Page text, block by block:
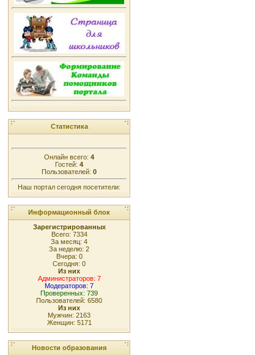
Статистика
Онлайн всего: 4
Гостей: 4
Пользователей: 0
Наш портал сегодня посетители:
Информационный блок
Зарегистрированных
Всего: 7334
За месяц: 4
За неделю: 2
Вчера: 0
Сегодня: 0
Из них
Администраторов: 7
Модераторов: 7
Проверенных: 739
Пользователей: 6580
Из них
Мужчин: 2163
Женщин: 5171
Новости образования